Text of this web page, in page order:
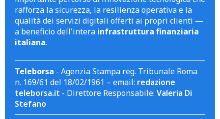
rafforza la sicurezza, la resilienza operativa e la
qualità dei servizi digitali offerti ai propri clienti —
a beneficio dell'intera infrastruttura finanziaria
italiana.
Teleborsa - Agenzia Stampa reg. Tribunale Roma
n. 169/61 del 18/02/1961 – email: redazione
teleborsa.it - Direttore Responsabile: Valeria Di
Stefano